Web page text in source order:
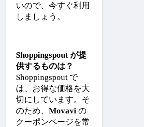
いので、今すぐ利用
しましょう。
Shoppingspout が提
供するものは？
Shoppingspout で
は、お得な価格を大
切にしています。そ
のため、 Movavi の
クーポンページを常